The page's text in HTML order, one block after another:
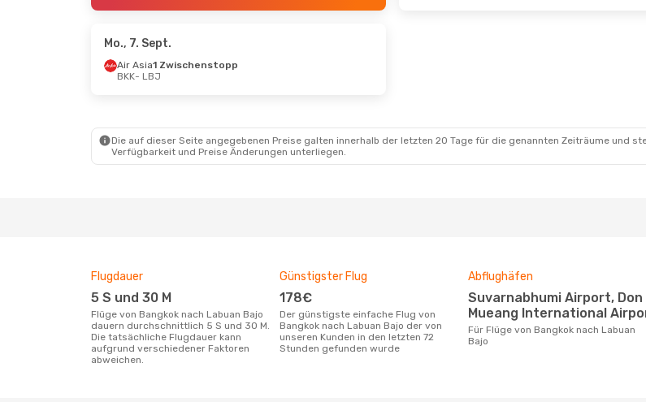
Mo., 7. Sept.
Air Asia1 Zwischenstopp
BKK- LBJ
Die auf dieser Seite angegebenen Preise galten innerhalb der letzten 20 Tage für die genannten Zeiträume und
Verfügbarkeit und Preise Änderungen unterliegen.
Flugdauer
5 S und 30 M
Flüge von Bangkok nach Labuan Bajo
dauern durchschnittlich 5 S und 30 M.
Die tatsächliche Flugdauer kann
aufgrund verschiedener Faktoren
abweichen.
Günstigster Flug
178€
Der günstigste einfache Flug von
Bangkok nach Labuan Bajo der von
unseren Kunden in den letzten 72
Stunden gefunden wurde
Abflughäfen
Suvarnabhumi Airport, Don
Mueang International
Für Flüge von Bangkok nach Labuan
Bajo